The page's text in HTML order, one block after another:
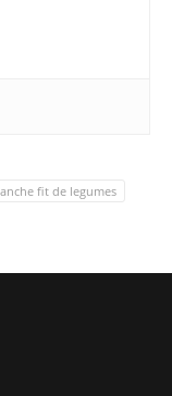
fit de legumes